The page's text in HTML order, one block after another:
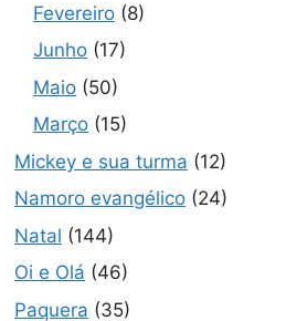
Fevereiro (8)
Junho (17)
Maio (50)
Março (15)
Mickey e sua turma (12)
Namoro evangélico (24)
Natal (144)
Oi e Olá (46)
Paquera (35)